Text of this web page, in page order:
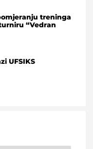
treninga
“Vedran
UFSIKS